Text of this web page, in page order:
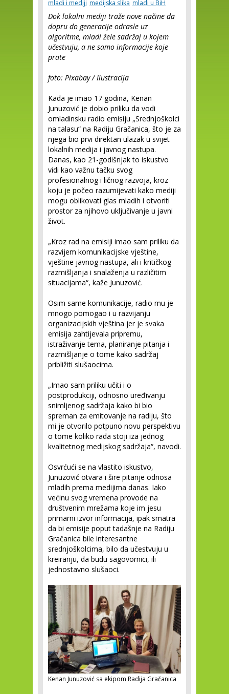
mladi i mediji medijska slika mladi u BiH
Dok lokalni mediji traže nove načine da
dopru do generacije odrasle uz
algoritme, mladi žele sadržaj u kojem
učestvuju, a ne samo informacije koje
prate
foto: Pixabay / Ilustracija
Kada je imao 17 godina, Kenan
Junuzović je dobio priliku da vodi
omladinsku radio emisiju „Srednjoškolci
na talasu“ na Radiju Gračanica, što je za
njega bio prvi direktan ulazak u svijet
lokalnih medija i javnog nastupa.
Danas, kao 21-godišnjak to iskustvo
vidi kao važnu tačku svog
profesionalnog i ličnog razvoja, kroz
koju je počeo razumijevati kako mediji
mogu oblikovati glas mladih i otvoriti
prostor za njihovo uključivanje u javni
život.
„Kroz rad na emisiji imao sam priliku da
razvijem komunikacijske vještine,
vještine javnog nastupa, ali i kritičkog
razmišljanja i snalaženja u različitim
situacijama“, kaže Junuzović.
Osim same komunikacije, radio mu je
mnogo pomogao i u razvijanju
organizacijskih vještina jer je svaka
emisija zahtijevala pripremu,
istraživanje tema, planiranje pitanja i
razmišljanje o tome kako sadržaj
približiti slušaocima.
„Imao sam priliku učiti i o
postprodukciji, odnosno uređivanju
snimljenog sadržaja kako bi bio
spreman za emitovanje na radiju, što
mi je otvorilo potpuno novu perspektivu
o tome koliko rada stoji iza jednog
kvalitetnog medijskog sadržaja“, navodi.
Osvrćući se na vlastito iskustvo,
Junuzović otvara i šire pitanje odnosa
mladih prema medijima danas. Iako
većinu svog vremena provode na
društvenim mrežama koje im jesu
primarni izvor informacija, ipak smatra
da bi emisije poput tadašnje na Radiju
Gračanica bile interesantne
srednjoškolcima, bilo da učestvuju u
kreiranju, da budu sagovornici, ili
jednostavno slušaoci.
Kenan Junuzović sa ekipom Radija Gračanica